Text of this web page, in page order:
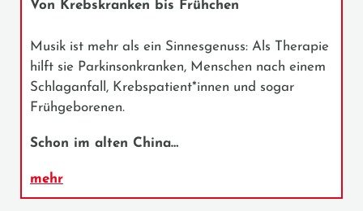
Von Krebskranken bis Frühchen
Musik ist mehr als ein Sinnesgenuss: Als Therapie
hilft sie Parkinsonkranken, Menschen nach einem
Schlaganfall, Krebspatient*innen und sogar
Frühgeborenen.
Schon im alten China…
mehr